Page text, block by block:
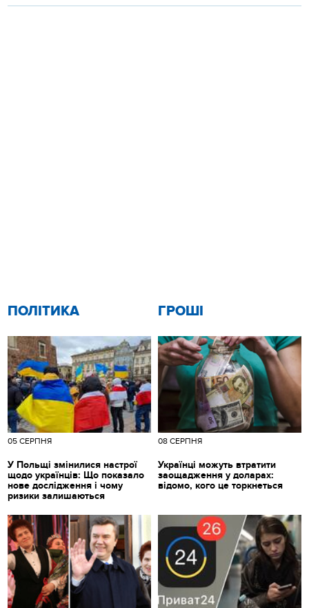
ПОЛІТИКА
05 СЕРПНЯ
У Польщі змінилися настрої
щодо українців: Що показало
нове дослідження і чому
ризики залишаються
ГРОШІ
08 СЕРПНЯ
Українці можуть втратити
заощадження у доларах:
відомо, кого це торкнеться